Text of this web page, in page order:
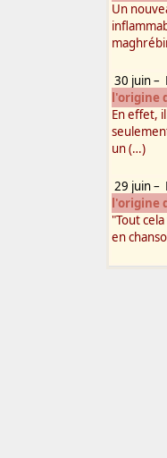
Un
30 juin–
l'origine
En effet,
un (…)
29 juin–
l'origine
"Tout
en